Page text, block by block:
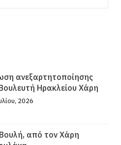
ανεξαρτητοποίησης
Ηρακλείου Χάρη
2026
από τον Χάρη